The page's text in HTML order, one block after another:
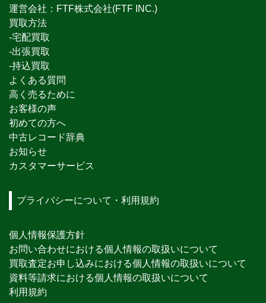
運営会社：FTF株式会社(FTF INC.)
買取方法
-宅配買取
-出張買取
-持込買取
よくある質問
高く売るために
お客様の声
初めての方へ
中古レコード辞典
お知らせ
カスタマーサービス
プライバシーについて・利用規約
個人情報保護方針
お問い合わせにおける個人情報の取扱いについて
買取査定お申し込みにおける個人情報の取扱いについて
資料等請求における個人情報の取扱いについて
利用規約